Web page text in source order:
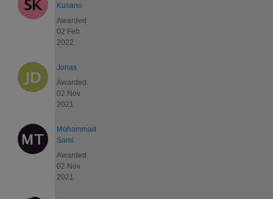
Kusano
Awarded
02 Feb
2022
Jonas
Awarded
02 Nov
2021
Mohammad
Sami
Awarded
02 Nov
2021